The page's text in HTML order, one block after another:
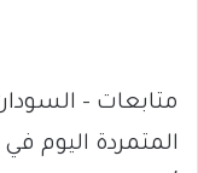
متابعات –
المتمردة اليوم